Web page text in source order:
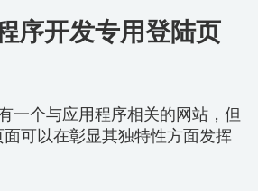
序开发专用登陆页
一个与应用程序相关的网站，但
可以在彰显其独特性方面发挥